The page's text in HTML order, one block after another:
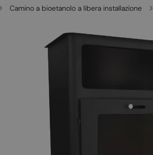
Camino a bioetanolo a libera installazione